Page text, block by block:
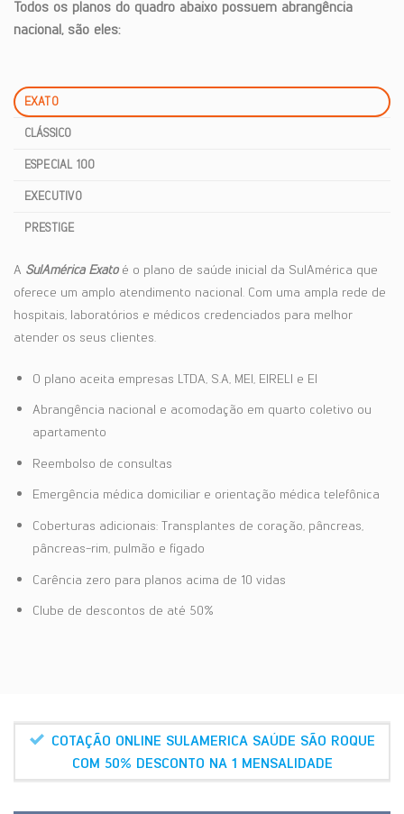
Todos os planos do quadro abaixo possuem abrangência
nacional, são eles:
EXATO
CLÁSSICO
ESPECIAL 100
EXECUTIVO
PRESTIGE
A SulAmérica Exatoé o plano de saúde inicial da SulAmérica que
oferece um amplo atendimento nacional. Com uma ampla rede de
hospitais, laboratórios e médicos credenciados para melhor
atender os seus clientes.
O plano aceita empresas LTDA, S.A, MEI, EIRELI e EI
Abrangência nacional e acomodação em quarto coletivo ou
apartamento
Reembolso de consultas
Emergência médica domiciliar e orientação médica telefônica
Coberturas adicionais: Transplantes de coração, pâncreas,
pâncreas-rim, pulmão e fígado
Carência zero para planos acima de 10 vidas
Clube de descontos de até 50%
COTAÇÃO ONLINE SULAMERICA SAÚDE SÃO ROQUE
COM 50% DESCONTO NA 1 MENSALIDADE